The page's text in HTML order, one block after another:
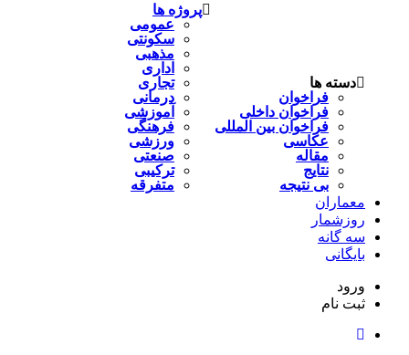
دسته ها
فراخوان
فراخوان داخلی
فراخوان بین المللی
عکاسی
مقاله
نتایج
بی نتیجه
پروژه ها
عمومی
سکونتی
مذهبی
اداری
تجاری
درمانی
آموزشی
فرهنگی
ورزشی
صنعتی
ترکیبی
متفرقه
معماران
روزشمار
سه گانه
بایگانی
ورود
ثبت نام